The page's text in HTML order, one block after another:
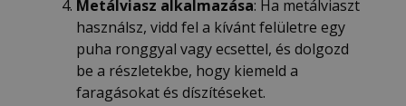
Metálviasz alkalmazása: Ha metálviaszt
használsz, vidd fel a kívánt felületre egy
puha ronggyal vagy ecsettel, és dolgozd
be a részletekbe, hogy kiemeld a
faragásokat és díszítéseket.